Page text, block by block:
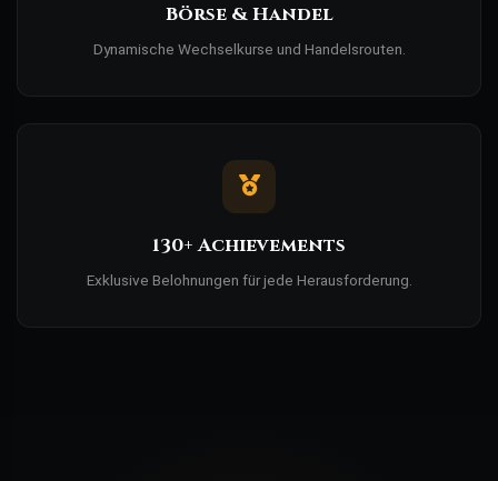
Börse & Handel
Dynamische Wechselkurse und Handelsrouten.
130+ Achievements
Exklusive Belohnungen für jede Herausforderung.